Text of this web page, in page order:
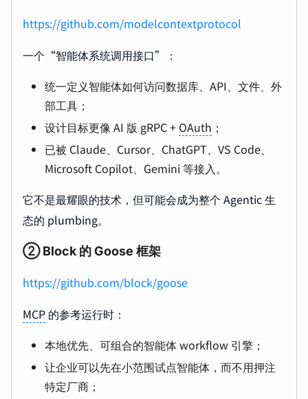
https://github.com/modelcontextprotocol
一个“智能体系统调用接口”：
统一定义智能体如何访问数据库、API、文件、外
部工具；
设计目标更像 AI 版 gRPC + OAuth ；
已被 Claude、Cursor、ChatGPT、VS Code、
Microsoft Copilot、Gemini 等接入。
它不是最耀眼的技术，但可能会成为整个 Agentic 生
态的 plumbing。
② Block 的 Goose 框架
https://github.com/block/goose
MCP 的参考运行时：
本地优先、可组合的智能体 workflow 引擎；
让企业可以先在小范围试点智能体，而不用押注
特定厂商；